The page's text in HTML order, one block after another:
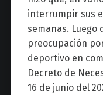
interrumpir sus
semanas. Luego
preocupación
deportivo en
Decreto de
16 de junio del